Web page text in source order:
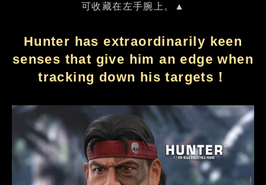
可收藏在左手腕上。▲
Hunter has extraordinarily keen
senses that give him an edge when
tracking down his targets！